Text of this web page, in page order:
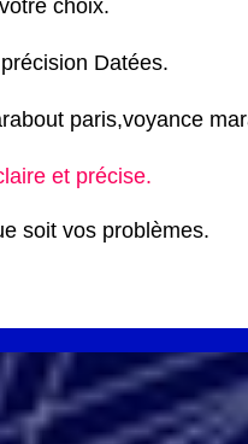
choix.
Datées.
paris,voyance
et précise.
soit vos problèmes.